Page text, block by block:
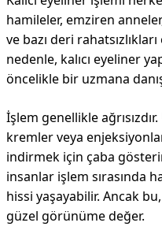
hamileler, emziren
ve bazı deri
nedenle, kalıcı eyeliner
öncelikle bir uzmana
İşlem genellikle
kremler veya
indirmek için çaba
insanlar işlem sırasında
hissi yaşayabilir. Ancak
güzel görünüme değer.